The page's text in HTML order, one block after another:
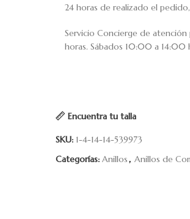
Encuentra tu talla
24 horas de realizado el
Servicio Concierge de
horas. Sábados 10:00 a 14:00
SKU: 1-4-14-14-539973
Categorías: Anillos, Anillos de